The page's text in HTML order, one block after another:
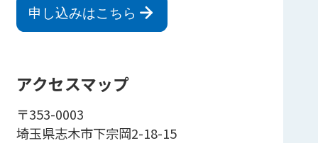
申し込みはこちら
アクセスマップ
〒353-0003
埼玉県志木市下宗岡2-18-15